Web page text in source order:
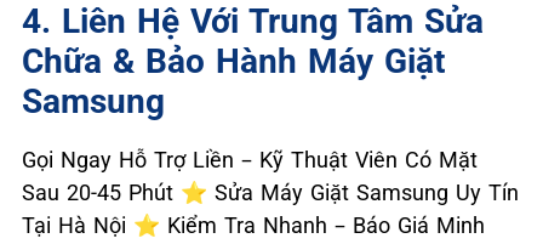
4. Liên Hệ Với Trung Tâm Sửa
Chữa & Bảo Hành Máy Giặt
Samsung
Gọi Ngay Hỗ Trợ Liền – Kỹ Thuật Viên Có Mặt
Sau 20-45 Phút ⭐ Sửa Máy Giặt Samsung Uy Tín
Tại Hà Nội ⭐ Kiểm Tra Nhanh – Báo Giá Minh